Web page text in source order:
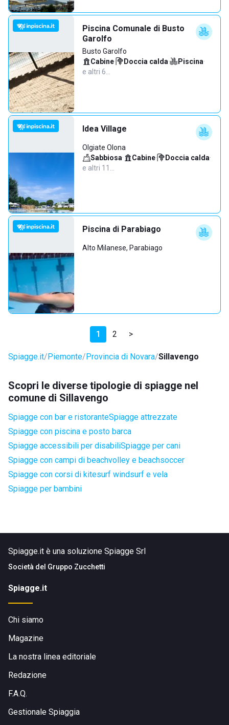
Piscina Comunale di Busto
Garolfo
Busto Garolfo
Cabine· Doccia calda· Piscina·
e altri 6…
Idea Village
Olgiate Olona
Sabbiosa· Cabine· Doccia calda·
e altri 11…
Piscina di Parabiago
Alto Milanese, Parabiago
1 2 >
Spiagge.it Piemonte Provincia di Novara Sillavengo
Scopri le diverse tipologie di spiagge nel
comune di Sillavengo
Spiagge con bar e ristoranteSpiagge attrezzate
Spiagge con piscina e posto barca
Spiagge accessibili per disabiliSpiagge per cani
Spiagge con campi di beachvolley e beachsoccer
Spiagge con corsi di kitesurf windsurf e vela
Spiagge per bambini
Spiagge.it è una soluzione Spiagge Srl
Società del Gruppo Zucchetti
Spiagge.it
Chi siamo
Magazine
La nostra linea editoriale
Redazione
F.A.Q.
Gestionale Spiaggia